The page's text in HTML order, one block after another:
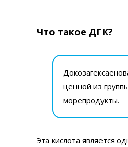
Что такое ДГК?
ценной из
морепродукты.
Эта кислота является